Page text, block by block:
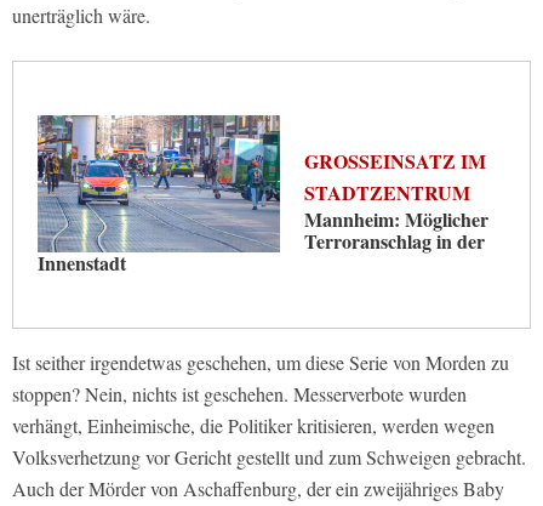
unerträglich wäre.
GROSSEINSATZ IM S
TADTZENTRUM
Mannheim: Möglicher
Terroranschlag in der
Innenstadt
Ist seither irgendetwas geschehen, um diese Serie von Morden zu
stoppen? Nein, nichts ist geschehen. Messerverbote wurden
verhängt, Einheimische, die Politiker kritisieren, werden wegen
Volksverhetzung vor Gericht gestellt und zum Schweigen gebracht.
Auch der Mörder von Aschaffenburg, der ein zweijähriges Baby